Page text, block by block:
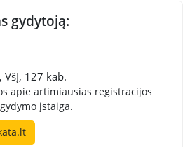
gydytoją:
VšĮ, 127 kab.
apie artimiausias registracijos
įstaiga.